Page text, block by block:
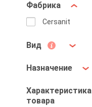
Фабрика
Cersanit
Вид
Назначение
Характеристика
товара